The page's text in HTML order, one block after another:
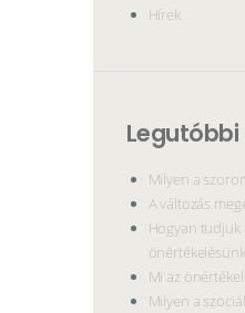
Hírek
Legutóbbi
Milyen a
A változás
Hogyan tudjuk
Mi az
Milyen a